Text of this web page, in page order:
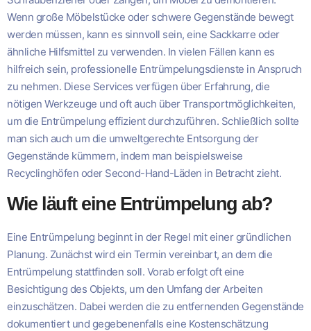
Wenn große Möbelstücke oder schwere Gegenstände bewegt
werden müssen, kann es sinnvoll sein, eine Sackkarre oder
ähnliche Hilfsmittel zu verwenden. In vielen Fällen kann es
hilfreich sein, professionelle Entrümpelungsdienste in Anspruch
zu nehmen. Diese Services verfügen über Erfahrung, die
nötigen Werkzeuge und oft auch über Transportmöglichkeiten,
um die Entrümpelung effizient durchzuführen. Schließlich sollte
man sich auch um die umweltgerechte Entsorgung der
Gegenstände kümmern, indem man beispielsweise
Recyclinghöfen oder Second-Hand-Läden in Betracht zieht.
Wie läuft eine Entrümpelung ab?
Eine Entrümpelung beginnt in der Regel mit einer gründlichen
Planung. Zunächst wird ein Termin vereinbart, an dem die
Entrümpelung stattfinden soll. Vorab erfolgt oft eine
Besichtigung des Objekts, um den Umfang der Arbeiten
einzuschätzen. Dabei werden die zu entfernenden Gegenstände
dokumentiert und gegebenenfalls eine Kostenschätzung